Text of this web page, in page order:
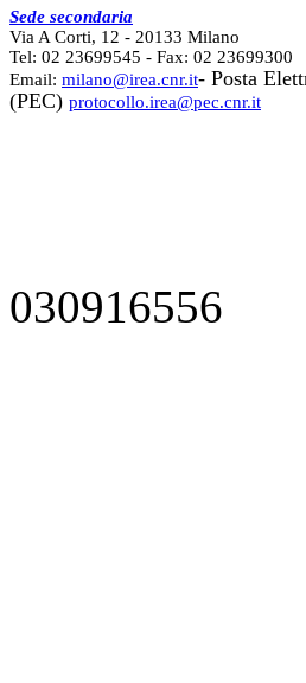
Sede secondaria
Via A Corti, 12 - 20133 Milano
Tel: 02 23699545 - Fax: 02 23699300
Email: milano@irea.cnr.it- Posta
(PEC) protocollo.irea@pec.cnr.it
030916556